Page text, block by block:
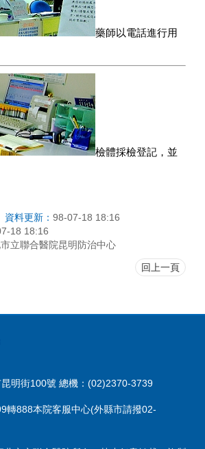
藥師以電話進行用
檢體採檢登記，並
資料更新： 98-07-18 18:16
18 18:16
立聯合醫院昆明防治中心
回上一頁
明街100號 總機：(02)2370-3739
轉888本院客服中心(外縣市請撥02-